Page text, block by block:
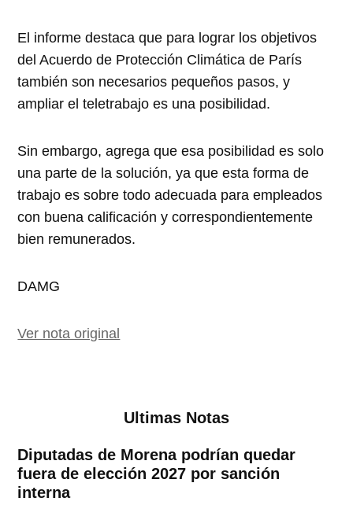
El informe destaca que para lograr los objetivos
del Acuerdo de Protección Climática de París
también son necesarios pequeños pasos, y
ampliar el teletrabajo es una posibilidad.
Sin embargo, agrega que esa posibilidad es solo
una parte de la solución, ya que esta forma de
trabajo es sobre todo adecuada para empleados
con buena calificación y correspondientemente
bien remunerados.
DAMG
Ver nota original
Ultimas Notas
Diputadas de Morena podrían quedar
fuera de elección 2027 por sanción
interna